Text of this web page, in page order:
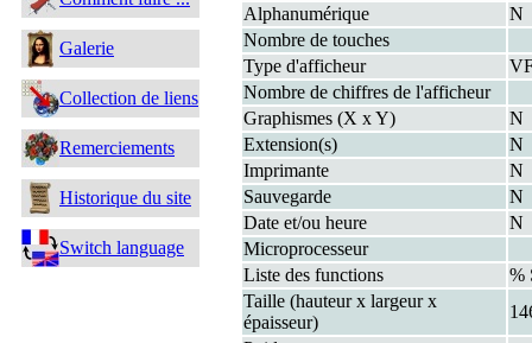
Galerie
Collection de liens
Remerciements
Historique du site
Switch language
Alphanumérique
N
Nombre de touches
Type d'afficheur
Nombre de chiffres de l'afficheur
Graphismes (X x Y)
N
Extension(s)
N
Imprimante
N
Sauvegarde
N
Date et/ou heure
N
Microprocesseur
Liste des functions
%
Taille (hauteur x largeur x
épaisseur)